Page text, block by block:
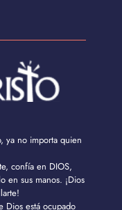
ya no importa quien
confía en DIOS,
en sus manos. ¡Dios
está ocupado